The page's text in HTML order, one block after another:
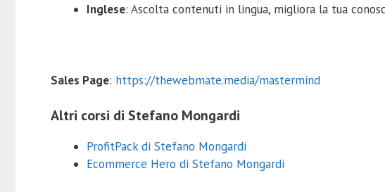
Inglese: Ascolta contenuti in lingua, migliora la tua
Sales Page: https://thewebmate.media/mastermind
Altri corsi di Stefano Mongardi
ProfitPack di Stefano Mongardi
Ecommerce Hero di Stefano Mongardi